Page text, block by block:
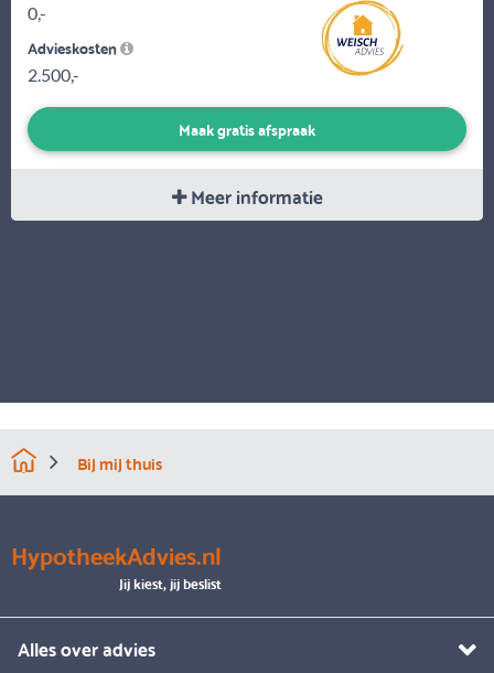
0,-
Advieskosten
2.500,-
Maak gratis afspraak
Meer informatie
Bij mij thuis
HypotheekAdvies.nl
Jij kiest, jij beslist
Alles over advies